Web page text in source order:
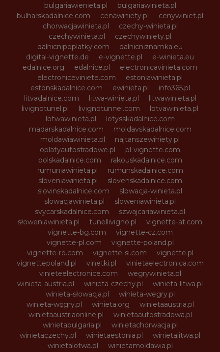
bulgariawienieta.pl
bulgariawinieta.pl
bulharskadalnice.com
cenawiniety.pl
cenywiniet.pl
chorwacjawinieta.pl
czechy-winieta.pl
czechywinieta.pl
czechywiniety.pl
dalnicnipoplatky.com
dalnicniznamka.eu
digital-vignette.de
e-vignette.pl
e-winieta.eu
edalnice.org
edalnice.pl
electronicavinieta.com
electroniceviniete.com
estoniawinieta.pl
estonskadalnice.com
ewinieta.pl
info365.pl
litvadalnice.com
litwa-winieta.pl
litwawinieta.pl
livignotunel.pl
livignotunnel.com
lotvawinieta.pl
lotwawinieta.pl
lotysskadalnice.com
madarskadalnice.com
moldavskadalnice.com
moldawiawinieta.pl
najtanszewiniety.pl
oplatyautostradowe.pl
pl-vignette.com
polskadalnice.com
rakouskadalnice.com
rumuniawinieta.pl
rumunskadalnice.com
sloveniawinieta.pl
slovenskadalnice.com
slovinskadalnice.com
slowacja-winieta.pl
slowacjawinieta.pl
sloweniawinieta.pl
svycarskadalnice.com
szwajcariawinieta.pl
słoweniawinieta.pl
tunellivigno.pl
vignette-at.com
vignette-bg.com
vignette-cz.com
vignette-pl.com
vignette-poland.pl
vignette-ro.com
vignette-si.com
vignette.pl
vignettepoland.pl
vinetki.pl
vinietaelectronica.com
vinieteelectronice.com
wegrywinieta.pl
winieta-austria.pl
winieta-czechy.pl
winieta-litwa.pl
winieta-słowacja.pl
winieta-wegry.pl
winieta-węgry.pl
winieta.org
winietaaustria.pl
winietaaustriaonline.pl
winietaautostradowa.pl
winietabulgaria.pl
winietachorwacja.pl
winietaczechy.pl
winietaestonia.pl
winietalitwa.pl
winietalotwa.pl
winietamoldawia.pl